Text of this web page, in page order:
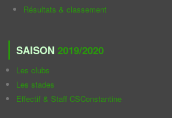
Résultats & classement
SAISON 2019/2020
Les clubs
Les stades
Effectif & Staff CSConstantine